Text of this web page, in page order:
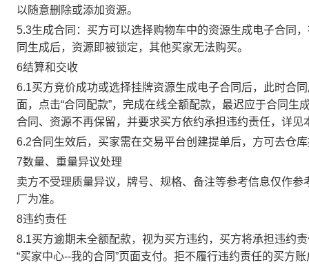
以随意删除或添加资源。
5.3生成合同：买方可以选择购物车中的资源生成电子合同
同生成后，资源即被锁定，其他买家无法购买。
6结算和交收
6.1买方竞价成功或选择挂牌资源生成电子合同后，此时合
面，点击“合同配款”，完成在线全额配款，最迟应于合同
合同、资源不再保留，并要求买方依约承担违约责任，详见
6.2合同生效后，买家需在交易平台创建提单后，方可去仓
7数量、重量异议处理
卖方不受理质量异议，牌号、规格、备注等参考信息仅作
厂为准。
8违约责任
8.1买方逾期未全额配款，视为买方违约，买方将承担违约
“买家中心--我的合同”页面支付。拒不履行违约责任的买方